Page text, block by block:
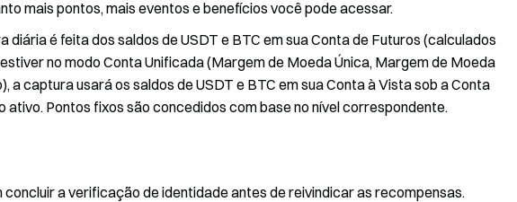
mais pontos, mais eventos e benefícios você pode acessar.
diária é feita dos saldos de USDT e BTC em sua Conta de Futuros (calculados
no modo Conta Unificada (Margem de Moeda Única, Margem de Moeda
a captura usará os saldos de USDT e BTC em sua Conta à Vista sob a Conta
ativo. Pontos fixos são concedidos com base no nível correspondente.
a verificação de identidade antes de reivindicar as recompensas.